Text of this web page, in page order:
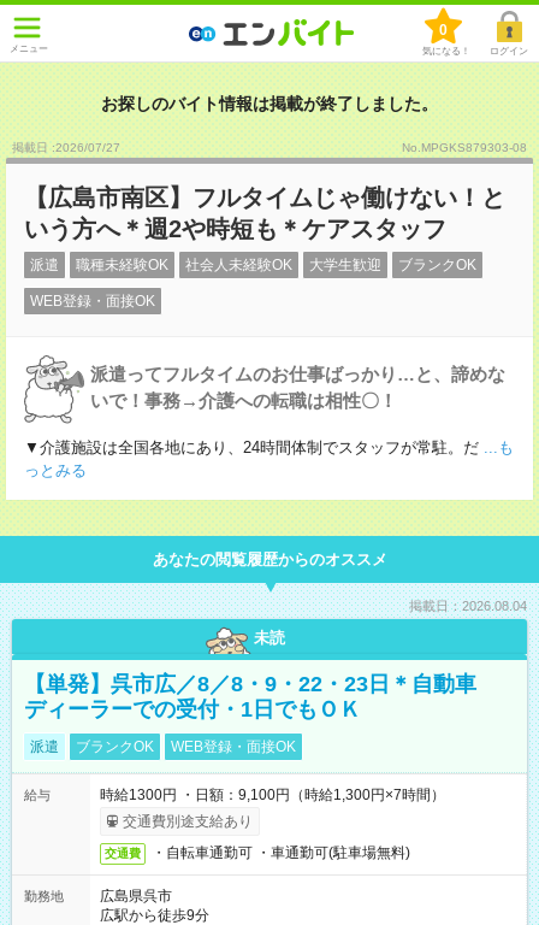
メニュー
0
気になる！ ログイン
お探しのバイト情報は掲載が終了しました。
掲載日 :2026/07/27 No.MPGKS879303-08
【広島市南区】フルタイムじゃ働けない！と
いう方へ＊週2や時短も＊ケアスタッフ
派遣 職種未経験OK 社会人未経験OK 大学生歓迎 ブランクOK
WEB登録・面接OK
派遣ってフルタイムのお仕事ばっかり…と、諦めな
いで！事務→介護への転職は相性〇！
▼介護施設は全国各地にあり、24時間体制でスタッフが常駐。だ ...も
っとみる
あなたの閲覧履歴からのオススメ
掲載日：2026.08.04
未読
【単発】呉市広／8／8・9・22・23日＊自動車
ディーラーでの受付・1日でもＯＫ
派遣 ブランクOK WEB登録・面接OK
給与
時給1300円 ・日額：9,100円（時給1,300円×7時間）
交通費別途支給あり
交通費 ・自転車通勤可 ・車通勤可(駐車場無料)
勤務地
広島県呉市
広駅から徒歩9分